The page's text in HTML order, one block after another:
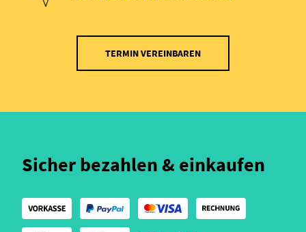
TERMIN VEREINBAREN
Sicher bezahlen & einkaufen